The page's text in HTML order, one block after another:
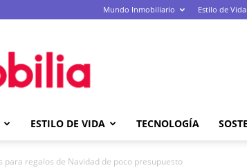
Mundo Inmobiliario Estilo de Vida
ESTILO DE VIDA TECNOLOGÍA
para regalos de Navidad de poco presupuesto